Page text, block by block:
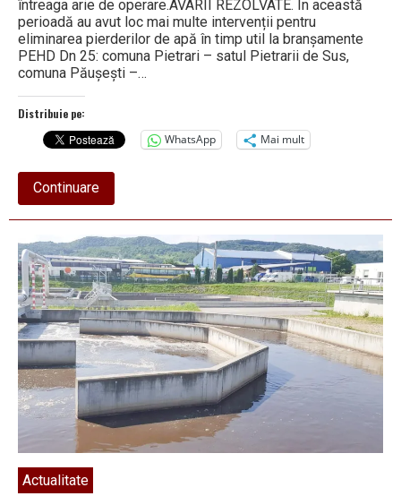
întreaga arie de operare.AVARII REZOLVATE. În această
perioadă au avut loc mai multe intervenții pentru
eliminarea pierderilor de apă în timp util la branșamente
PEHD Dn 25: comuna Pietrari – satul Pietrarii de Sus,
comuna Păușești –…
Distribuie pe:
WhatsApp
Mai mult
Continuareabout
Activitate
intensă
Apavil
S.A.
„Centru
Vest”
Actualitate